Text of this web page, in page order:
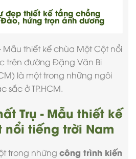
đẹp thiết kế tầng chồng
hứng trọn ánh dương
Mẫu thiết kế chùa Một Cột nổi
trên đường Đặng Văn Bi
là một trong những ngôi
sắc ở TP.HCM.
Trụ - Mẫu thiết kế
nổi tiếng trời Nam
trong những công trình kiến